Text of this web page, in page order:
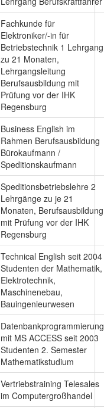
Fachkunde für
Elektroniker/-in für
Betriebstechnik 1 Lehrgang
zu 21 Monaten,
Lehrgangsleitung
Berufsausbildung mit
Prüfung vor der IHK
Regensburg
Business English im
Rahmen Berufsausbildung
Bürokaufmann /
Speditionskaufmann
Speditionsbetriebslehre 2
Lehrgänge zu je 21
Monaten, Berufsausbildung
mit Prüfung vor der IHK
Regensburg
Technical English seit 2004
Studenten der Mathematik,
Elektrotechnik,
Maschinenebau,
Bauingenieurwesen
Datenbankprogrammierung
mit MS ACCESS seit 2003
Studenten 2. Semester
Mathematikstudium
Vertriebstraining Telesales
im Computergroßhandel